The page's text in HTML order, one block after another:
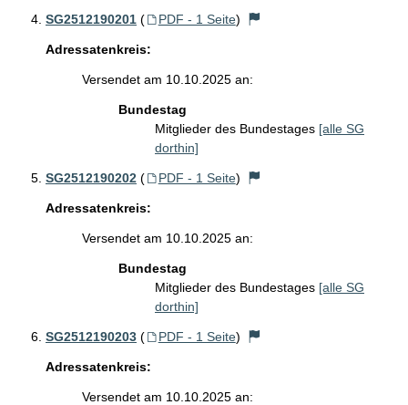
SG2512190201 ( PDF - 1 Seite)
Adressatenkreis:
Versendet am 10.10.2025 an:
Bundestag
Mitglieder des Bundestages [alle SG
dorthin]
SG2512190202 ( PDF - 1 Seite)
Adressatenkreis:
Versendet am 10.10.2025 an:
Bundestag
Mitglieder des Bundestages [alle SG
dorthin]
SG2512190203 ( PDF - 1 Seite)
Adressatenkreis:
Versendet am 10.10.2025 an: